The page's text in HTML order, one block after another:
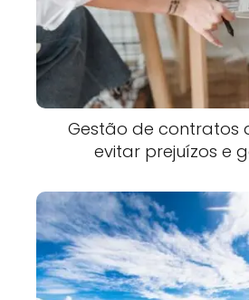
Gestão de contratos
evitar prejuízos e